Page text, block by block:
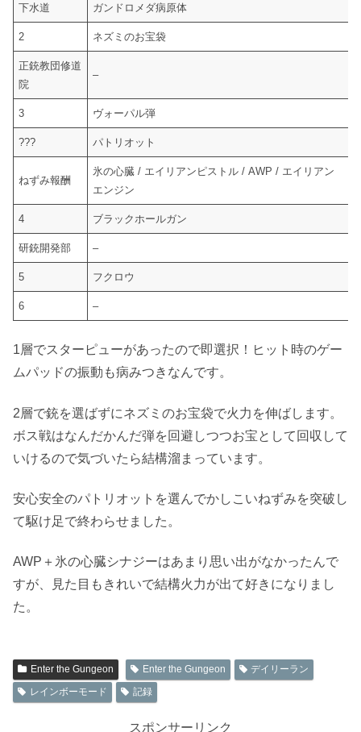
下水道 ガンドロメダ病原体
2 ネズミのお宝袋
正銃教団修道
院
–
3 ヴォーパル弾
??? パトリオット
ねずみ報酬
氷の心臓 / エイリアンピストル / AWP / エイリアン
エンジン
4 ブラックホールガン
研銃開発部 –
5 フクロウ
6 –
1層でスターピューがあったので即選択！ヒット時のゲー
ムパッドの振動も病みつきなんです。
2層で銃を選ばずにネズミのお宝袋で火力を伸ばします。
ボス戦はなんだかんだ弾を回避しつつお宝として回収して
いけるので気づいたら結構溜まっています。
安心安全のパトリオットを選んでかしこいねずみを突破し
て駆け足で終わらせました。
AWP＋氷の心臓シナジーはあまり思い出がなかったんで
すが、見た目もきれいで結構火力が出て好きになりまし
た。
Enter the Gungeon Enter the Gungeon
デイリーラン
レインボーモード
記録
スポンサーリンク